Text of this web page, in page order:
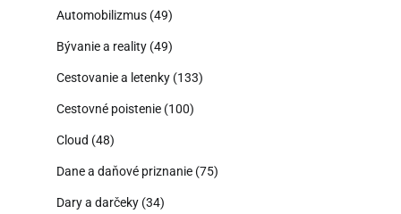
Automobilizmus (49)
Bývanie a reality (49)
Cestovanie a letenky (133)
Cestovné poistenie (100)
Cloud (48)
Dane a daňové priznanie (75)
Dary a darčeky (34)